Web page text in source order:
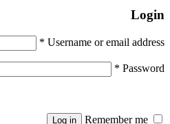
Login
Username or email address
*
Password
*
Remember me
Log in